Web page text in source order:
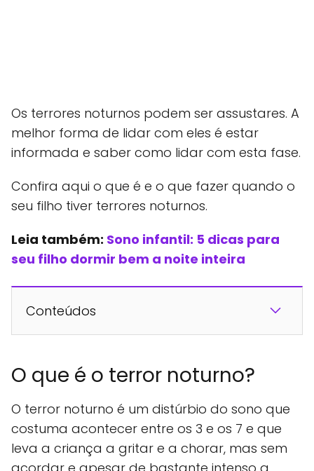
Os terrores noturnos podem ser assustares. A
melhor forma de lidar com eles é estar
informada e saber como lidar com esta fase.
Confira aqui o que é e o que fazer quando o
seu filho tiver terrores noturnos.
Leia também: Sono infantil: 5 dicas para
seu filho dormir bem a noite inteira
Conteúdos
O que é o terror noturno?
O terror noturno é um distúrbio do sono que
costuma acontecer entre os 3 e os 7 e que
leva a criança a gritar e a chorar, mas sem